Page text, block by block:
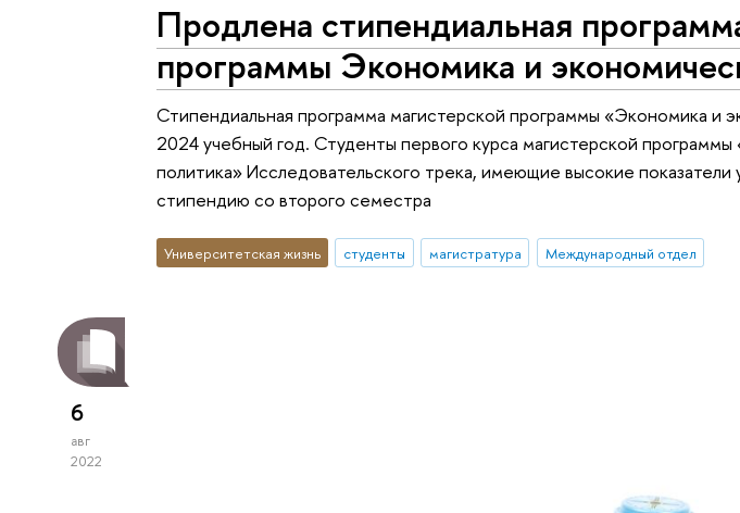
Продлена cтипендиальная
программы Экономика и
Стипендиальная программа магистерской программы «Экономика и
2024 учебный год. Студенты первого курса магистерской
политика» Исследовательского трека, имеющие высокие
стипендию со второго семестра
Университетская жизнь студенты магистратура Международный отдел
6
авг
2022